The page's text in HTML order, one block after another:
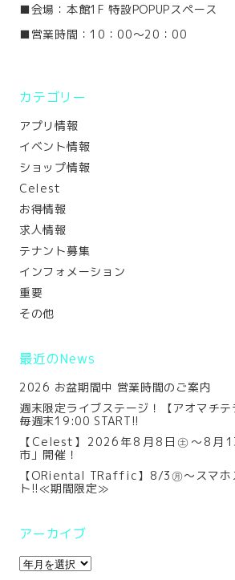
■会場：本館1F 特設POPUPスペース
■営業時間：10：00～20：00
カテゴリー
アプリ情報
イベント情報
ショップ情報
Celest
お得情報
求人情報
テナント募集
インフォメーション
重要
その他
最近のNews
2026 お盆期間中 営業時間のご案内
週末限定ライブステージ！【アオマチテ
毎週末19:00 START!!
【Celest】2026年8月8日㊏～8月
市」開催！
【ORiental TRaffic】8/3㊊～スマホ
ト!!≪期間限定≫
アーカイブ